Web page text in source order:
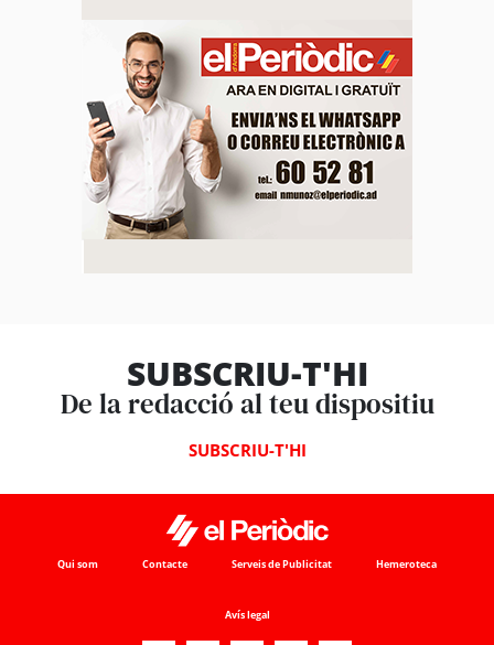
SUBSCRIU-T'HI
De la redacció al teu dispositiu
SUBSCRIU-T'HI
Qui som Contacte Serveis de Publicitat Hemeroteca
Avís legal